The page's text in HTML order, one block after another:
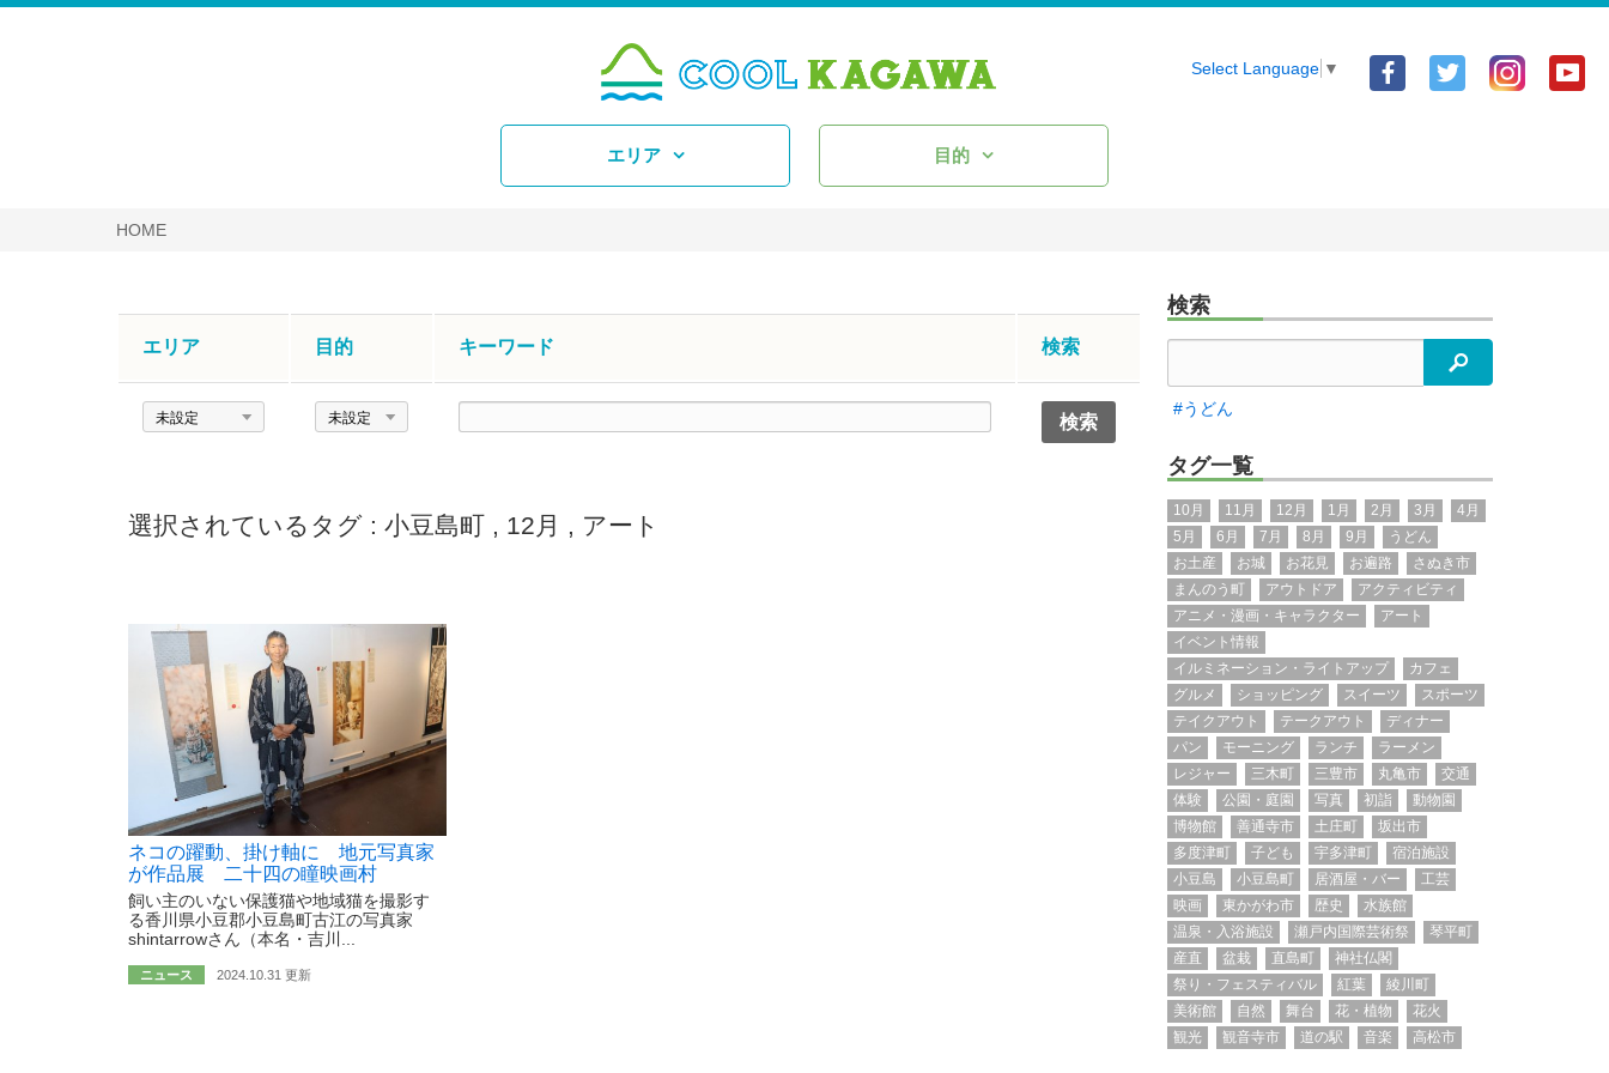
Facebook
Twitter
Select Language ▼
エリア 目的
HOME
エリア 目的 キーワード 検索
エ
目
ド
選択されているタグ : 小豆島町 , 12月 , アート
ネコの躍動、掛け軸に 地元写真家
が作品展 二十四の瞳映画村
飼い主のいない保護猫や地域猫を撮影す
る香川県小豆郡小豆島町古江の写真家
shintarrowさん（本名・吉川...
ニュース 2024.10.31 更新
検索
検索
#うどん
タグ一覧
10月 11月 12月 1月 2月 3月
4月
5月
6月 7月 8月 9月
うどん
お土産
お城 お花見 お遍路
さぬき市
まんのう町
アウトドア
アクティビティ
アニメ・漫画・キャラクター
アート
イベント情報
イルミネーション・ライトアップ
カフェ
グルメ
ショッピング スイーツ
スポーツ
テイクアウト
テークアウト
ディナー
パン
モーニング ランチ
ラーメン
レジャー
三木町 三豊市 丸亀市
交通
体験
公園・庭園 写真 初詣
動物園
博物館
善通寺市 土庄町
坂出市
多度津町
子ども 宇多津町
宿泊施設
小豆島
小豆島町 居酒屋・バー
工芸
映画
東かがわ市 歴史
水族館
温泉・入浴施設
瀬戸内国際芸術祭
琴平町
産直
盆栽 直島町
神社仏閣
祭り・フェスティバル
紅葉
綾川町
美術館
自然 舞台 花・植物
花火
観光
観音寺市 道の駅 音楽 高松市